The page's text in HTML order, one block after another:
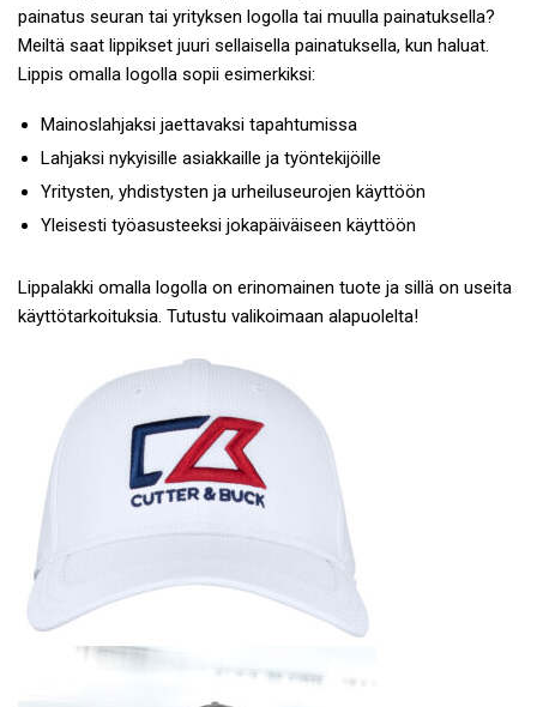
painatus seuran tai yrityksen logolla tai muulla painatuksella?
Meiltä saat lippikset juuri sellaisella painatuksella, kun haluat.
Lippis omalla logolla sopii esimerkiksi:
Mainoslahjaksi jaettavaksi tapahtumissa
Lahjaksi nykyisille asiakkaille ja työntekijöille
Yritysten, yhdistysten ja urheiluseurojen käyttöön
Yleisesti työasusteeksi jokapäiväiseen käyttöön
Lippalakki omalla logolla on erinomainen tuote ja sillä on useita
käyttötarkoituksia. Tutustu valikoimaan alapuolelta!